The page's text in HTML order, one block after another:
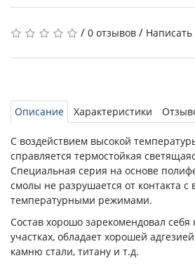
/ 0 отзывов /
Описание Характеристики
С воздействием высокой
справляется термостойкая
Специальная серия на основе
смолы не разрушается от контакта с
температурными режимами.
Состав хорошо зарекомендовал
участках, обладает хорошей
камню стали, титану и т.д.